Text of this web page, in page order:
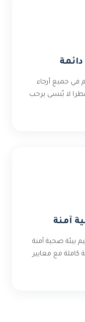
في جميع أرجاء
لا يُنسى يرحب
آمنة
بيئة صحية آمنة
مع معايير